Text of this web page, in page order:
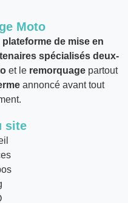
Moto
plateforme de mise en
spécialisés deux-
et le remorquage partout
annoncé avant tout
site